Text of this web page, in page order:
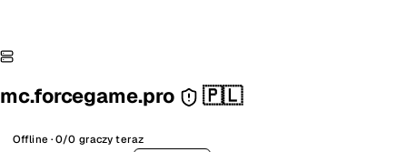
mc.forcegame.pro 🇵🇱
Offline · 0/0 graczy teraz